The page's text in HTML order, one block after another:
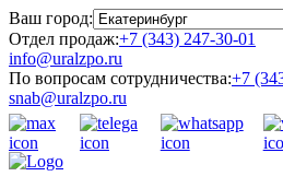
Ваш город:
Отдел продаж:+7 (343) 247-30-01
info@uralzpo.ru
По вопросам сотрудничества:+7
snab@uralzpo.ru